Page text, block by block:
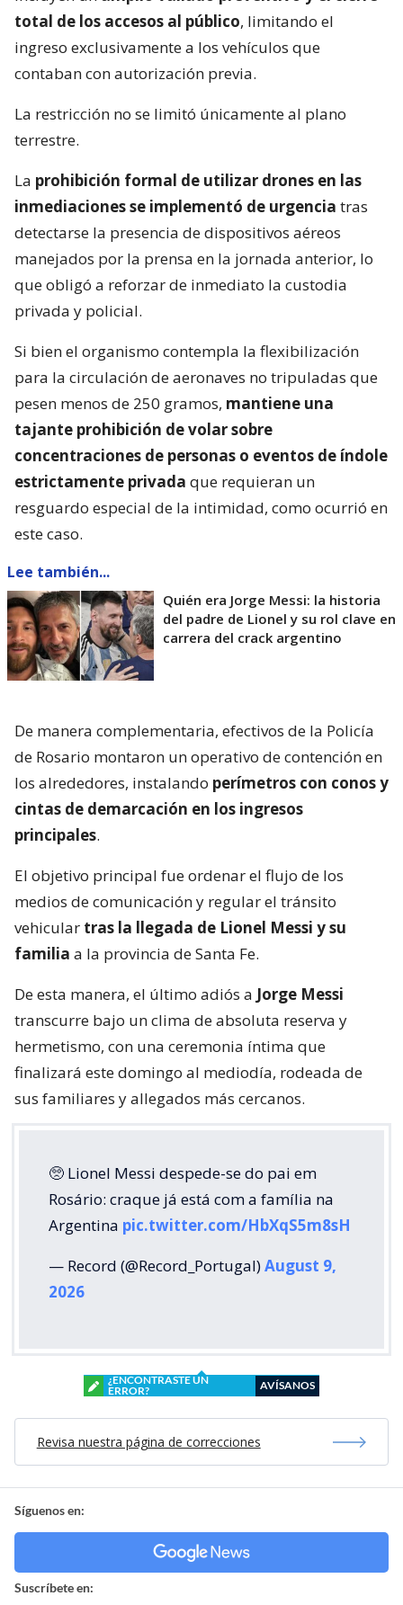
total de los accesos al público, limitando el
ingreso exclusivamente a los vehículos que
contaban con autorización previa.
La restricción no se limitó únicamente al plano
terrestre.
La prohibición formal de utilizar drones en las
inmediaciones se implementó de urgencia tras
detectarse la presencia de dispositivos aéreos
manejados por la prensa en la jornada anterior, lo
que obligó a reforzar de inmediato la custodia
privada y policial.
Si bien el organismo contempla la flexibilización
para la circulación de aeronaves no tripuladas que
pesen menos de 250 gramos, mantiene una
tajante prohibición de volar sobre
concentraciones de personas o eventos de índole
estrictamente privada que requieran un
resguardo especial de la intimidad, como ocurrió en
este caso.
Lee también...
Quién era Jorge Messi: la historia
del padre de Lionel y su rol clave en
carrera del crack argentino
De manera complementaria, efectivos de la Policía
de Rosario montaron un operativo de contención en
los alrededores, instalando perímetros con conos y
cintas de demarcación en los ingresos
principales.
El objetivo principal fue ordenar el flujo de los
medios de comunicación y regular el tránsito
vehicular tras la llegada de Lionel Messi y su
familia a la provincia de Santa Fe.
De esta manera, el último adiós a Jorge Messi
transcurre bajo un clima de absoluta reserva y
hermetismo, con una ceremonia íntima que
finalizará este domingo al mediodía, rodeada de
sus familiares y allegados más cercanos.
🥺 Lionel Messi despede-se do pai em
Rosário: craque já está com a família na
Argentina pic.twitter.com/HbXqS5m8sH
— Record (@Record_Portugal)August 9,
2026
¿ENCONTRASTE UN
ERROR?
AVÍSANOS
Revisa nuestra página de correcciones
Síguenos en:
Suscríbete en: